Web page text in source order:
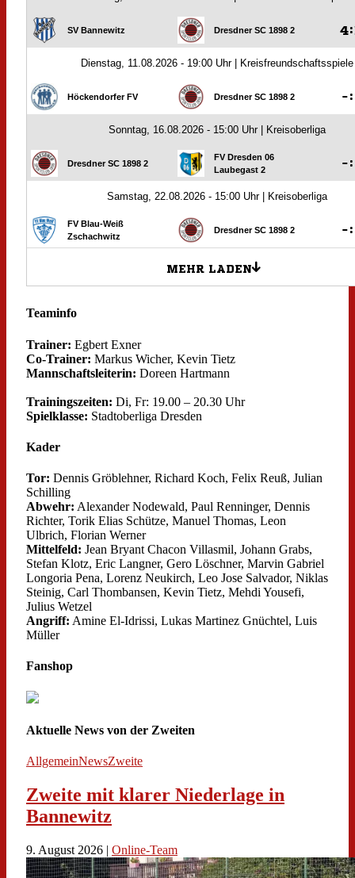
Teaminfo
Trainer: Egbert Exner
Co-Trainer: Markus Wicher, Kevin Tietz
Mannschaftsleiterin: Doreen Hartmann
Trainingszeiten: Di, Fr: 19.00 – 20.30 Uhr
Spielklasse: Stadtoberliga Dresden
Kader
Tor: Dennis Gröblehner, Richard Koch, Felix Reuß, Julian
Schilling
Abwehr: Alexander Nodewald, Paul Renninger, Dennis
Richter, Torik Elias Schütze, Manuel Thomas, Leon
Ulbrich, Florian Werner
Mittelfeld: Jean Bryant Chacon Villasmil, Johann Grabs,
Stefan Klotz, Eric Langner, Gero Löschner, Marvin Gabriel
Longoria Pena, Lorenz Neukirch, Leo Jose Salvador, Niklas
Steinig, Carl Thombansen, Kevin Tietz, Mehdi Yousefi,
Julius Wetzel
Angriff: Amine El-Idrissi, Lukas Martinez Gnüchtel, Luis
Müller
Fanshop
Aktuelle News von der Zweiten
AllgemeinNewsZweite
Zweite mit klarer Niederlage in
Bannewitz
9. August 2026 | Online-Team